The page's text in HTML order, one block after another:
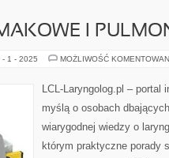
I
- 1 - 2025 MOŻLIWOŚĆ
LCL-Laryngolog.pl – portal
myślą o osobach
wiarygodnej wiedzy o
którym praktyczne porady